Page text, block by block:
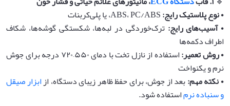
•‌نوع پلاستیک رایج:
•‌آسیب‌های رایج: ترک‌خوردگی در لبه‌ها، شکستگی گوشه‌ها، شکاف
اطراف دکمه‌ها
•‌روش تعمیر:
استفاده از نازل تخت با دمای ۵۵۰–۷۲۰ درجه برای جوش
نرم و یکنواخت
•‌نکته مهم:بعد از جوش، برای حفظ ظاهر زیبای دستگاه، ازابزار صیقل
و سنباده نرماستفاده شود.